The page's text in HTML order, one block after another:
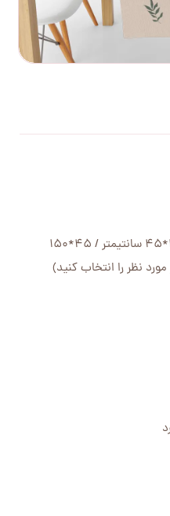
120*45 سانتیمتر / 45*150